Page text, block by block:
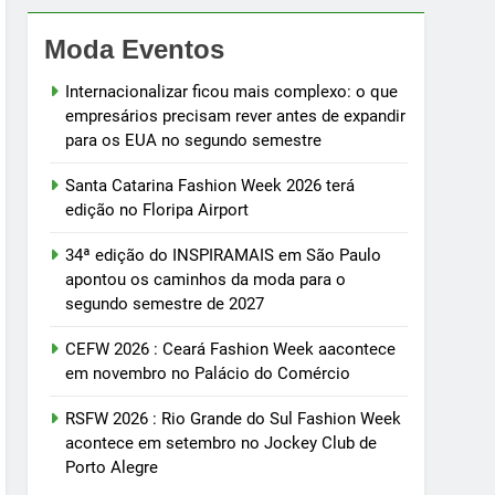
Moda Eventos
Internacionalizar ficou mais complexo: o que
empresários precisam rever antes de expandir
para os EUA no segundo semestre
Santa Catarina Fashion Week 2026 terá
edição no Floripa Airport
34ª edição do INSPIRAMAIS em São Paulo
apontou os caminhos da moda para o
segundo semestre de 2027
CEFW 2026 : Ceará Fashion Week aacontece
em novembro no Palácio do Comércio
RSFW 2026 : Rio Grande do Sul Fashion Week
acontece em setembro no Jockey Club de
Porto Alegre